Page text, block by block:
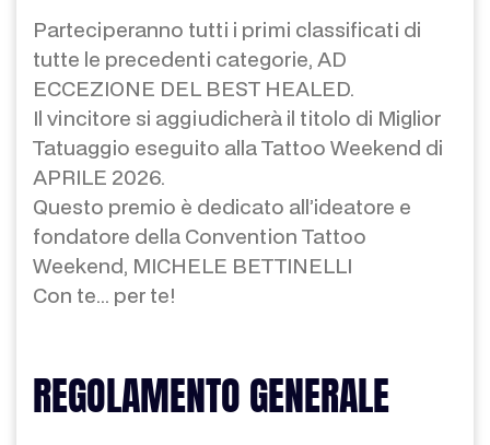
Parteciperanno tutti i primi classificati di
tutte le precedenti categorie, AD
ECCEZIONE DEL BEST HEALED.
Il vincitore si aggiudicherà il titolo di Miglior
Tatuaggio eseguito alla Tattoo Weekend di
APRILE 2026.
Questo premio è dedicato all’ideatore e
fondatore della Convention Tattoo
Weekend, MICHELE BETTINELLI
Con te... per te!
REGOLAMENTO GENERALE